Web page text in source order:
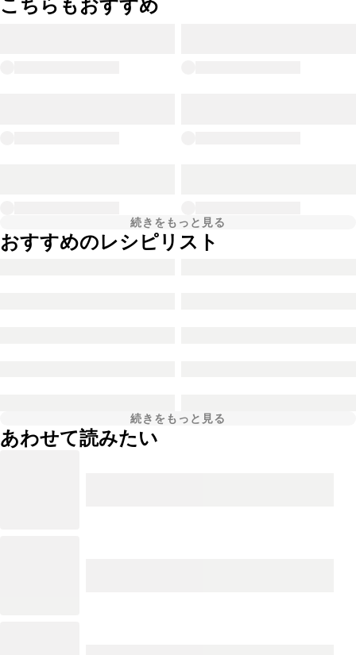
こちらもおすすめ
続きをもっと見る
おすすめのレシピリスト
続きをもっと見る
あわせて読みたい